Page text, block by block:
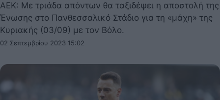
ΑΕΚ: Με τριάδα απόντων θα ταξιδέψει η αποστολή της
Ένωσης στο Πανθεσσαλικό Στάδιο για τη «μάχη» της
Κυριακής (03/09) με τον Βόλο.
02 Σεπτεμβρίου 2023 15:02